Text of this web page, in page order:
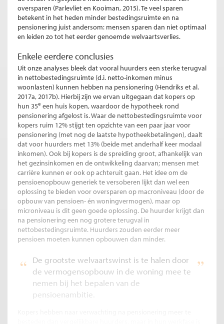
oversparen (Parlevliet en Kooiman, 2015). Te veel sparen
betekent in het heden minder bestedingsruimte en na
pensionering juist andersom: mensen sparen dan niet optimaal
en leiden zo tot het eerder genoemde welvaartsverlies.
Enkele eerdere conclusies
Uit onze analyses bleek dat vooral huurders een sterke terugval
in nettobestedingsruimte (d.i. netto-inkomen minus
woonlasten) kunnen hebben na pensionering (Hendriks et al.
2017a, 2017b). Hierbij zijn we ervan uitgegaan dat kopers op
hun 35e een huis kopen, waardoor de hypotheek rond
pensionering afgelost is. Waar de nettobestedingsruimte voor
kopers ruim 12% stijgt ten opzichte van een paar jaar voor
pensionering (met nog de laatste hypotheekbetalingen), daalt
dat voor huurders met 13% (beide met anderhalf keer modaal
inkomen). Ook bij kopers is de spreiding groot, afhankelijk van
het gezinsinkomen en de ontwikkeling daarvan; mensen met
carrière kunnen er ook op achteruit gaan. Het idee om de
pensioenopbouw generiek te versoberen lijkt dan wel een
oplossing te bieden voor oversparen op macroniveau (door de
opbouw van pensioen- én woningvermogen), maar op
microniveau is dit geen goede oplossing. De huurder krijgt dan
na pensionering een nog grotere terugval in
nettobestedingsruimte. Huurders zouden eerder meer
pensioen moeten kunnen opbouwen dan minder.
De grootste welvaartswinst is te halen door
de vermogensopbouw in de woning mee te
nemen bij het bepalen van de
pensioenambitie.